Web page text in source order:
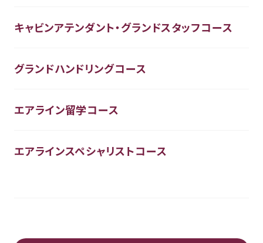
キャビンアテンダント・グランドスタッフコース
グランドハンドリングコース
エアライン留学コース
エアラインスペシャリストコース